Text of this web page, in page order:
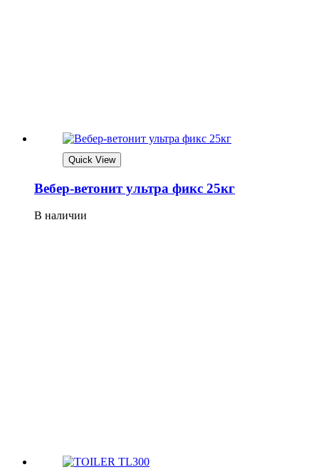
Quick View
Вебер-ветонит ультра фикс 25кг
В наличии